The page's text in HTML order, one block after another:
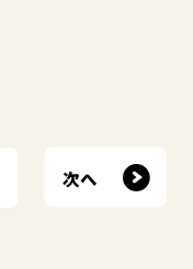
次へ